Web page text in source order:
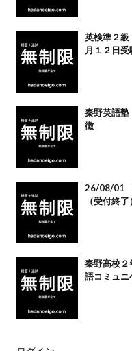
英検準２
月１２日受
秦野英語
徴
26/08/01
（受付終了）
秦野高校
語コミュニ